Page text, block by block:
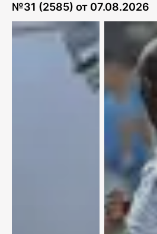
№31 (2585) от 07.08.2026